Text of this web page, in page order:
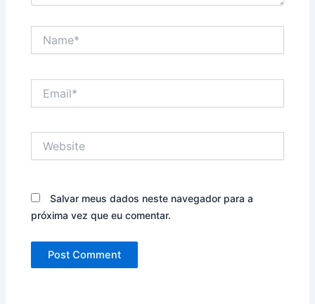
Salvar meus dados neste navegador para a
próxima vez que eu comentar.